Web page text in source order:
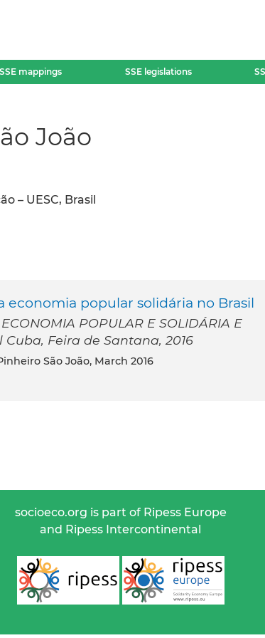
SSE mappings SSE legislations
João
– UESC, Brasil
popular solidária no Brasil
POPULAR E SOLIDÁRIA E
Cuba, Feira de Santana, 2016
São João, March 2016
socioeco.org is part of Ripess Europe
and Ripess Intercontinental